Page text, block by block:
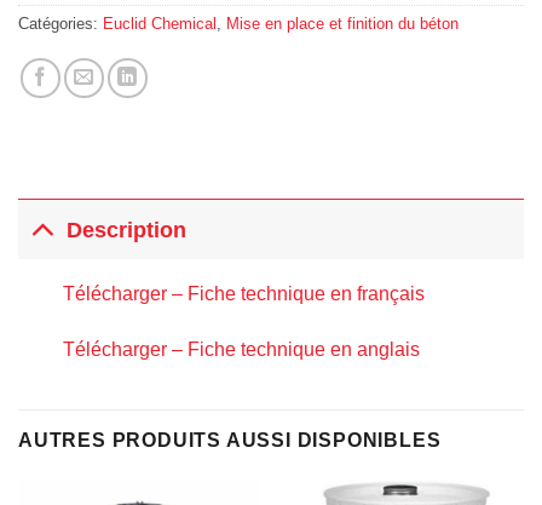
Catégories: Euclid Chemical , Mise en place et finition du béton
Description
Télécharger – Fiche technique en français
Télécharger – Fiche technique en anglais
AUTRES PRODUITS AUSSI DISPONIBLES